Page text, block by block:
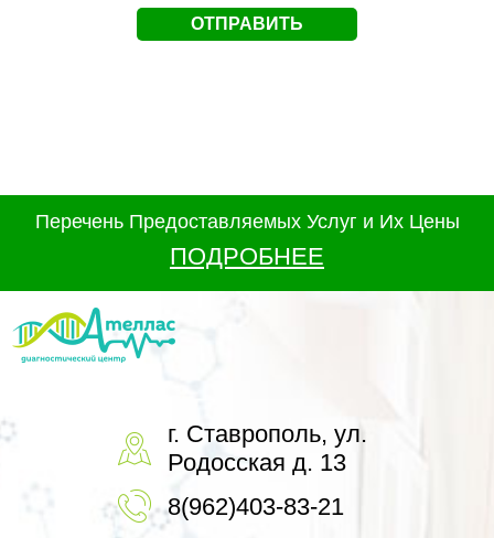
Перечень Предоставляемых Услуг и Их Цены
ПОДРОБНЕЕ
г. Ставрополь, ул.
Родосская д. 13
8(962)403-83-21